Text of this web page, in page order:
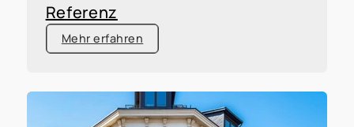
Referenz
Mehr erfahren